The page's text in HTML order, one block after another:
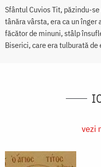
Sfântul Cuvios Tit, păzindu-
tânăra vârsta, era ca un înger
făcător de minuni, stâlp
Biserici, care era tulburată
vezi